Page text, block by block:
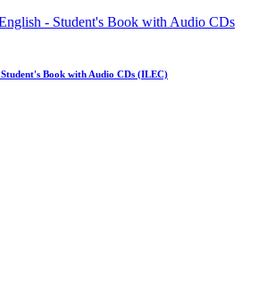
Book with Audio CDs (ILEC)